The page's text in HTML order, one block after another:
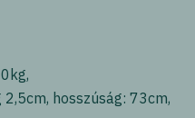
hosszúság: 73cm,